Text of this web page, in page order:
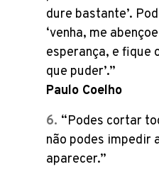
dure bastante’.
‘venha, me
esperança, e fique
que puder’.”
Paulo Coelho
“Podes cortar
não podes impedir
aparecer.”